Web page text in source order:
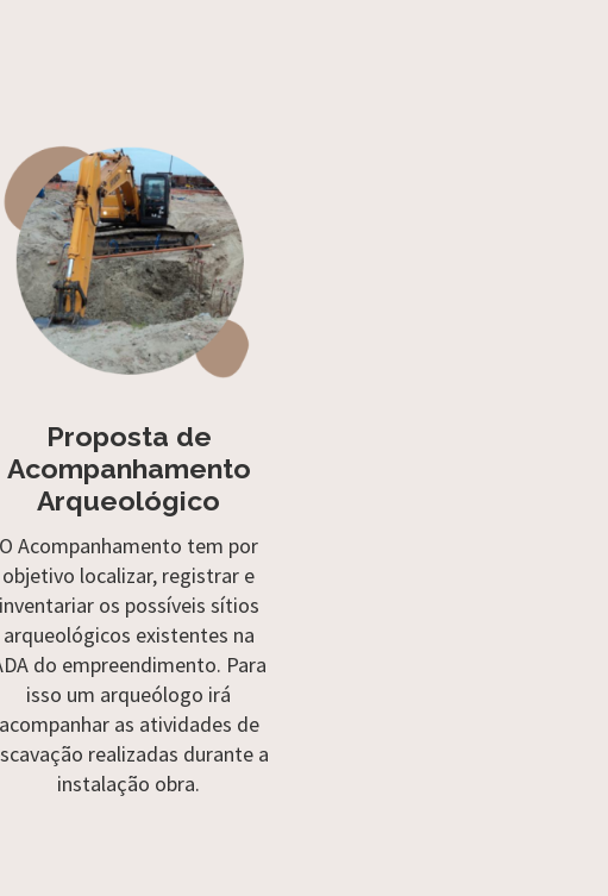
Proposta de
Acompanhamento
Arqueológico
O Acompanhamento tem por
objetivo localizar, registrar e
inventariar os possíveis sítios
arqueológicos existentes na
do empreendimento. Para
isso um arqueólogo irá
acompanhar as atividades de
realizadas durante a
instalação obra.